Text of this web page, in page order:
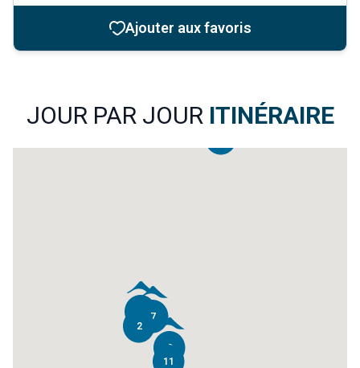
Ajouter aux favoris
JOUR PAR JOUR ITINÉRAIRE
2
7
9
11